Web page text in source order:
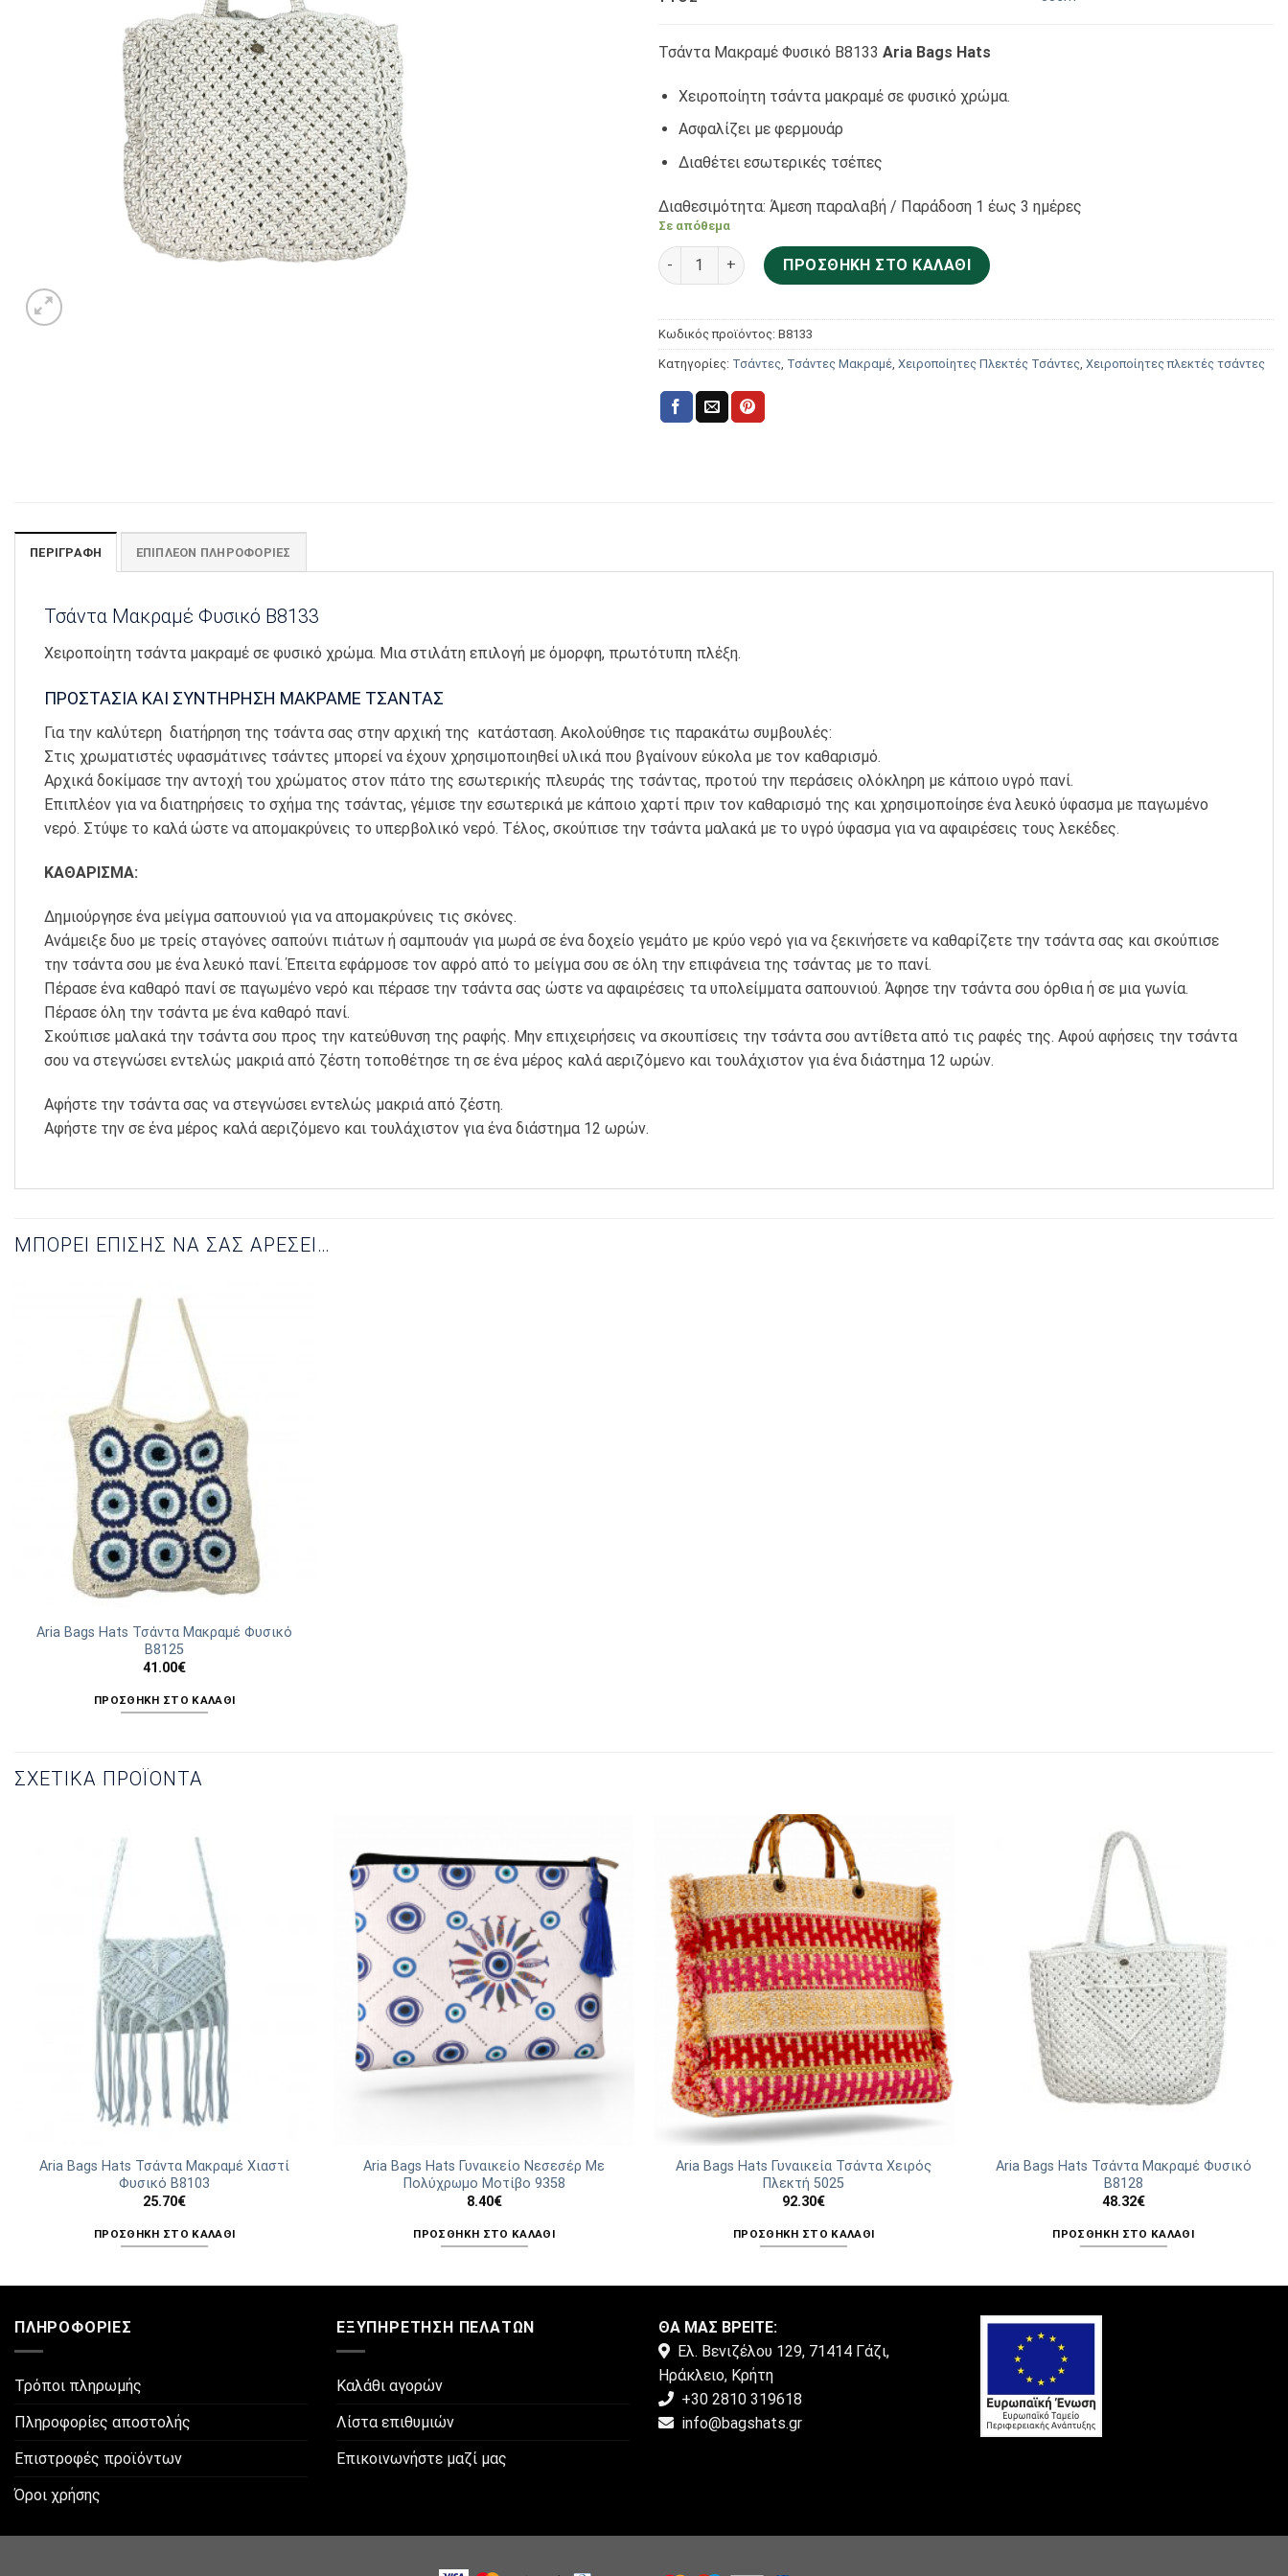
Τσάντα Μακραμέ Φυσικό Β8133 Aria Bags Hats
Χειροποίητη τσάντα μακραμέ σε φυσικό χρώμα.
Ασφαλίζει με φερμουάρ
Διαθέτει εσωτερικές τσέπες
Διαθεσιμότητα: Άμεση παραλαβή / Παράδoση 1 έως 3 ημέρες
Σε απόθεμα
Aria Bags Hats Τσάντα Μακραμέ Φυσικό Β8133 ποσότητα
ΠΡΟΣΘΉΚΗ ΣΤΟ ΚΑΛΆΘΙ
Κωδικός προϊόντος: Β8133
Κατηγορίες: Τσάντες, Τσάντες Μακραμέ, Χειροποίητες Πλεκτές Τσάντες, Χειροποίητες πλεκτές τσάντες
ΠΕΡΙΓΡΑΦΉ ΕΠΙΠΛΈΟΝ ΠΛΗΡΟΦΟΡΊΕΣ
Τσάντα Μακραμέ Φυσικό Β8133
Χειροποίητη τσάντα μακραμέ σε φυσικό χρώμα. Μια στιλάτη επιλογή με όμορφη, πρωτότυπη πλέξη.
ΠΡΟΣΤΑΣΙΑ ΚΑΙ ΣΥΝΤΗΡΗΣΗ ΜΑΚΡΑΜΕ ΤΣΑΝΤΑΣ
Για την καλύτερη διατήρηση της τσάντα σας στην αρχική της κατάσταση. Ακολούθησε τις παρακάτω συμβουλές:
Στις χρωματιστές υφασμάτινες τσάντες μπορεί να έχουν χρησιμοποιηθεί υλικά που βγαίνουν εύκολα με τον καθαρισμό.
Αρχικά δοκίμασε την αντοχή του χρώματος στον πάτο της εσωτερικής πλευράς της τσάντας, προτού την περάσεις ολόκληρη με κάποιο υγρό πανί.
Επιπλέον για να διατηρήσεις το σχήμα της τσάντας, γέμισε την εσωτερικά με κάποιο χαρτί πριν τον καθαρισμό της και χρησιμοποίησε ένα λευκό ύφασμα με παγωμένο
νερό. Στύψε το καλά ώστε να απομακρύνεις το υπερβολικό νερό. Τέλος, σκούπισε την τσάντα μαλακά με το υγρό ύφασμα για να αφαιρέσεις τους λεκέδες.
ΚΑΘΑΡΙΣΜΑ:
Δημιούργησε ένα μείγμα σαπουνιού για να απομακρύνεις τις σκόνες.
Ανάμειξε δυο με τρείς σταγόνες σαπούνι πιάτων ή σαμπουάν για μωρά σε ένα δοχείο γεμάτο με κρύο νερό για να ξεκινήσετε να καθαρίζετε την τσάντα σας και σκούπισε
την τσάντα σου με ένα λευκό πανί. Έπειτα εφάρμοσε τον αφρό από το μείγμα σου σε όλη την επιφάνεια της τσάντας με το πανί.
Πέρασε ένα καθαρό πανί σε παγωμένο νερό και πέρασε την τσάντα σας ώστε να αφαιρέσεις τα υπολείμματα σαπουνιού. Άφησε την τσάντα σου όρθια ή σε μια γωνία.
Πέρασε όλη την τσάντα με ένα καθαρό πανί.
Σκούπισε μαλακά την τσάντα σου προς την κατεύθυνση της ραφής. Μην επιχειρήσεις να σκουπίσεις την τσάντα σου αντίθετα από τις ραφές της. Αφού αφήσεις την τσάντα
σου να στεγνώσει εντελώς μακριά από ζέστη τοποθέτησε τη σε ένα μέρος καλά αεριζόμενο και τουλάχιστον για ένα διάστημα 12 ωρών.
Αφήστε την τσάντα σας να στεγνώσει εντελώς μακριά από ζέστη.
Αφήστε την σε ένα μέρος καλά αεριζόμενο και τουλάχιστον για ένα διάστημα 12 ωρών.
ΜΠΟΡΕΊ ΕΠΊΣΗΣ ΝΑ ΣΑΣ ΑΡΈΣΕΙ…
Aria Bags Hats Τσάντα Μακραμέ Φυσικό
Β8125
41.00€
ΠΡΟΣΘΉΚΗ ΣΤΟ ΚΑΛΆΘΙ
ΣΧΕΤΙΚΆ ΠΡΟΪΌΝΤΑ
Aria Bags Hats Τσάντα Μακραμέ Χιαστί
Φυσικό Β8103
25.70€
ΠΡΟΣΘΉΚΗ ΣΤΟ ΚΑΛΆΘΙ
Aria Bags Hats Γυναικείο Νεσεσέρ Με
Πολύχρωμο Μοτίβο 9358
8.40€
ΠΡΟΣΘΉΚΗ ΣΤΟ ΚΑΛΆΘΙ
Aria Bags Hats Γυναικεία Τσάντα Χειρός
Πλεκτή 5025
92.30€
ΠΡΟΣΘΉΚΗ ΣΤΟ ΚΑΛΆΘΙ
Aria Bags Hats Τσάντα Μακραμέ Φυσικό
Β8128
48.32€
ΠΡΟΣΘΉΚΗ ΣΤΟ ΚΑΛΆΘΙ
ΠΛΗΡΟΦΟΡΊΕΣ
Τρόποι πληρωμής
Πληροφορίες αποστολής
Επιστροφές προϊόντων
Όροι χρήσης
ΕΞΥΠΗΡΈΤΗΣΗ ΠΕΛΑΤΏΝ
Καλάθι αγορών
Λίστα επιθυμιών
Επικοινωνήστε μαζί μας
ΘΑ ΜΑΣ ΒΡΕΙΤΕ:
Ελ. Βενιζέλου 129, 71414 Γάζι,
Ηράκλειο, Κρήτη
+30 2810 319618
info@bagshats.gr